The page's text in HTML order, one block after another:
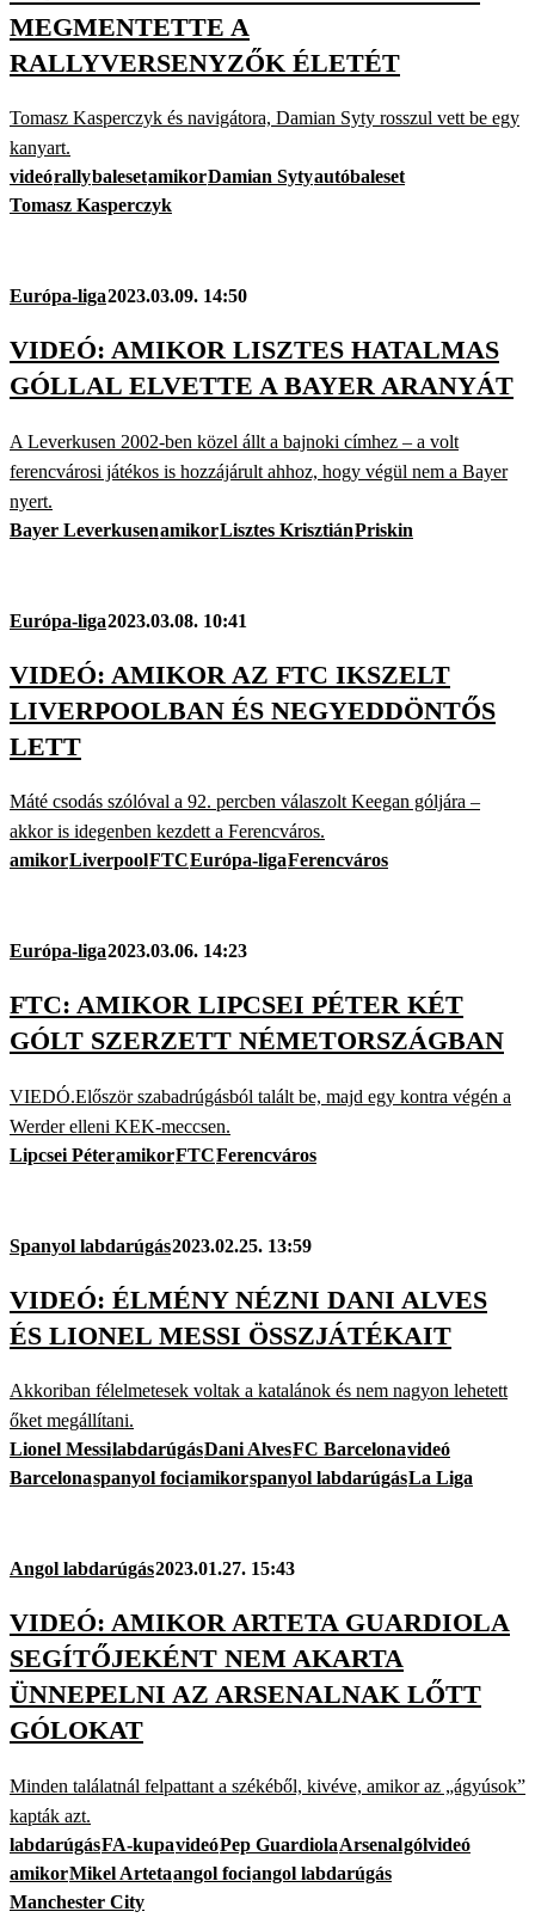
MEGMENTETTE A
RALLYVERSENYZŐK ÉLETÉT
Tomasz Kasperczyk és navigátora, Damian Syty rosszul vett be egy
kanyart.
videórallybalesetamikorDamian Sytyautóbaleset
Tomasz Kasperczyk
Európa-liga2023.03.09. 14:50
VIDEÓ: AMIKOR LISZTES HATALMAS
GÓLLAL ELVETTE A BAYER ARANYÁT
A Leverkusen 2002-ben közel állt a bajnoki címhez – a volt
ferencvárosi játékos is hozzájárult ahhoz, hogy végül nem a Bayer
nyert.
Bayer LeverkusenamikorLisztes KrisztiánPriskin
Európa-liga2023.03.08. 10:41
VIDEÓ: AMIKOR AZ FTC IKSZELT
LIVERPOOLBAN ÉS NEGYEDDÖNTŐS
LETT
Máté csodás szólóval a 92. percben válaszolt Keegan góljára –
akkor is idegenben kezdett a Ferencváros.
amikorLiverpoolFTCEurópa-ligaFerencváros
Európa-liga2023.03.06. 14:23
FTC: AMIKOR LIPCSEI PÉTER KÉT
GÓLT SZERZETT NÉMETORSZÁGBAN
VIEDÓ.Először szabadrúgásból talált be, majd egy kontra végén a
Werder elleni KEK-meccsen.
Lipcsei PéteramikorFTCFerencváros
Spanyol labdarúgás2023.02.25. 13:59
VIDEÓ: ÉLMÉNY NÉZNI DANI ALVES
ÉS LIONEL MESSI ÖSSZJÁTÉKAIT
Akkoriban félelmetesek voltak a katalánok és nem nagyon lehetett
őket megállítani.
Lionel MessilabdarúgásDani AlvesFC Barcelonavideó
Barcelonaspanyol fociamikorspanyol labdarúgásLa Liga
Angol labdarúgás2023.01.27. 15:43
VIDEÓ: AMIKOR ARTETA GUARDIOLA
SEGÍTŐJEKÉNT NEM AKARTA
ÜNNEPELNI AZ ARSENALNAK LŐTT
GÓLOKAT
Minden találatnál felpattant a székéből, kivéve, amikor az „ágyúsok”
kapták azt.
labdarúgásFA-kupavideóPep GuardiolaArsenalgólvideó
amikorMikel Artetaangol fociangol labdarúgás
Manchester City